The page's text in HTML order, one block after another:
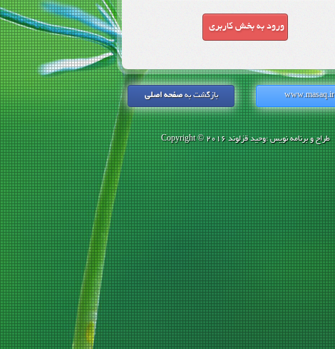
بازگشت بهصفحه اصلی www.masaq.ir
Copyright © 2016طراح و برنامه نویس :وحید قزلوند